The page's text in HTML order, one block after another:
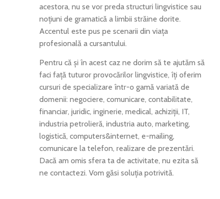
acestora, nu se vor preda structuri lingvistice sau
noțiuni de gramatică a limbii străine dorite.
Accentul este pus pe scenarii din viața
profesională a cursantului.
Pentru că și în acest caz ne dorim să te ajutăm să
faci față tuturor provocărilor lingvistice, îți oferim
cursuri de specializare într-o gamă variată de
domenii: negociere, comunicare, contabilitate,
financiar, juridic, inginerie, medical, achiziții, IT,
industria petrolieră, industria auto, marketing,
logistică, computers&internet, e-mailing,
comunicare la telefon, realizare de prezentări.
Dacă am omis sfera ta de activitate, nu ezita să
ne contactezi. Vom găsi soluția potrivită.